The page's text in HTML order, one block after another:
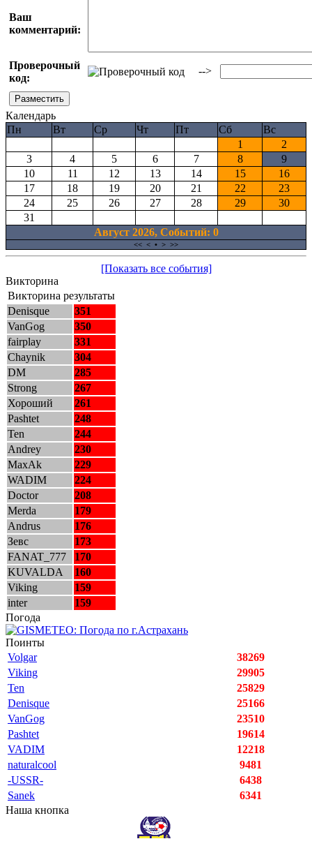
Ваш
комментарий:
Проверочный
код:
-->
Календарь
Пн
Вт Ср Чт Пт Сб
Вс
1
2
3
4 5 6 7 8
9
10
11 12 13 14 15
16
17
18 19 20 21 22
23
24
25 26 27 28 29
30
31
Август 2026, Cобытий: 0
<< < • > >>
[Показать все события]
Викторина
Викторина результаты
Denisque
351
VanGog
350
fairplay
331
Chaynik
304
DM
285
Strong
267
Хороший
261
Pashtet
248
Ten
244
Andrey
230
MaxAk
229
WADIM
224
Doctor
208
Merda
179
Andrus
176
Зевс
173
FANAT_777
170
KUVALDA
160
Viking
159
inter
159
Погода
Поинты
Volgar
38269
Viking
29905
Ten
25829
Denisque
25166
VanGog
23510
Pashtet
19614
VADIM
12218
naturalcool
9481
-USSR-
6438
Sanek
6341
Наша кнопка